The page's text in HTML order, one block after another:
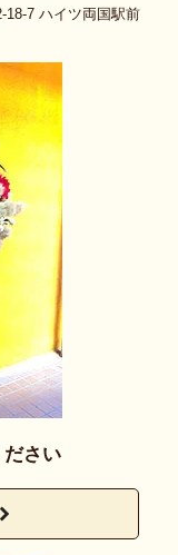
7 ハイツ両国駅前
ださい